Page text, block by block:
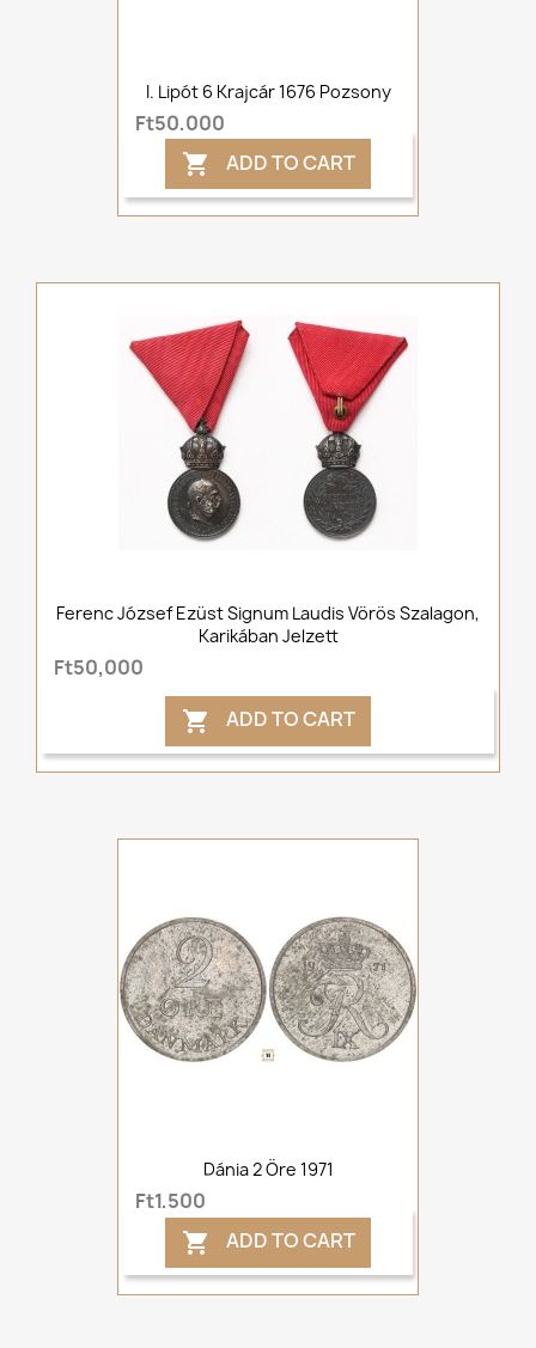
I. Lipót 6 Krajcár 1676 Pozsony
Ft50,000
 ADD TO CART
Ferenc József Ezüst Signum Laudis Vörös Szalagon,
Karikában Jelzett
Ft50,000
 ADD TO CART
Dánia 2 Öre 1971
Ft1,500
 ADD TO CART